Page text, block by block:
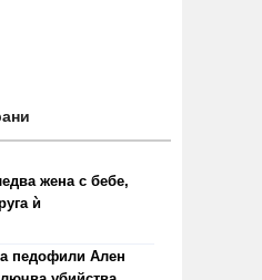
на
жена с бебе,
ѝ
педофили Ален